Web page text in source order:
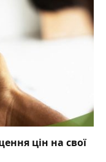
цін на свої